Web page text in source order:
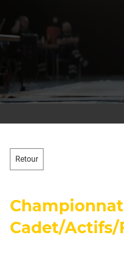
Retour
Cadet/Actifs/